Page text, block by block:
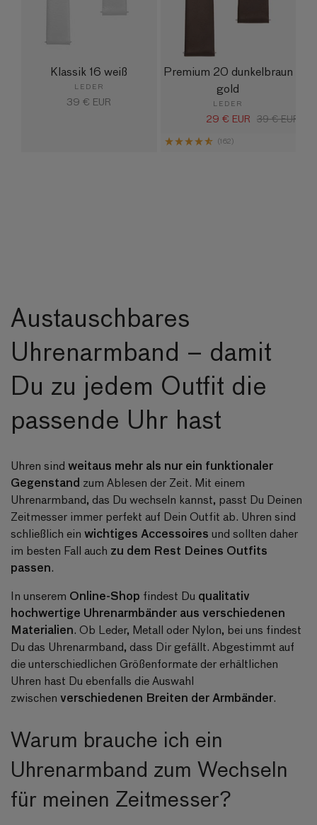
Klassik 16 weiß
LEDER
Normaler
39 € EUR
Premium 20 dunkelbraun
gold
LEDER
Verkaufspreis
29 € EUR
Normaler
39 € EUR
(162)
Austauschbares
Uhrenarmband – damit
Du zu jedem Outfit die
passende Uhr hast
Uhren sind weitaus mehr als nur ein funktionaler
Gegenstand zum Ablesen der Zeit. Mit einem
Uhrenarmband, das Du wechseln kannst, passt Du Deinen
Zeitmesser immer perfekt auf Dein Outfit ab. Uhren sind
schließlich ein wichtiges Accessoires und sollten daher
im besten Fall auch zu dem Rest Deines Outfits
passen.
In unserem Online-Shop findest Du qualitativ
hochwertige Uhrenarmbänder aus verschiedenen
Materialien. Ob Leder, Metall oder Nylon, bei uns findest
Du das Uhrenarmband, dass Dir gefällt. Abgestimmt auf
die unterschiedlichen Größenformate der erhältlichen
Uhren hast Du ebenfalls die Auswahl
zwischen verschiedenen Breiten der Armbänder.
Warum brauche ich ein
Uhrenarmband zum Wechseln
für meinen Zeitmesser?